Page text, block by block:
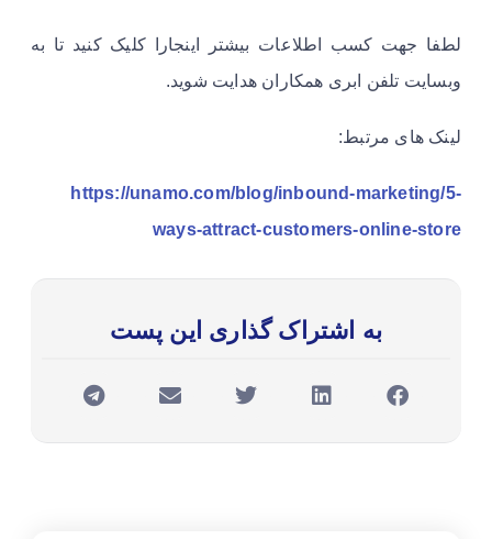
لطفا جهت کسب اطلاعات بیشتر اینجارا کلیک کنید تا به
وبسایت تلفن ابری همکاران هدایت شوید.
لینک های مرتبط:
https://unamo.com/blog/inbound-marketing/5-
ways-attract-customers-online-store
به اشتراک گذاری این پست